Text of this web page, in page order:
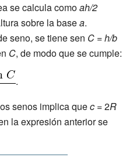
se calcula comoah/2
sobre la basea.
seno, se tiene sen C =h/b
C, de modo que se cumple:
.
senos implica quec = 2R
la expresión anterior se